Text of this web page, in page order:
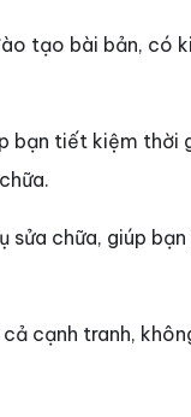
tạo bài bản, có
bạn tiết kiệm thời
chữa, giúp bạn
cạnh tranh,